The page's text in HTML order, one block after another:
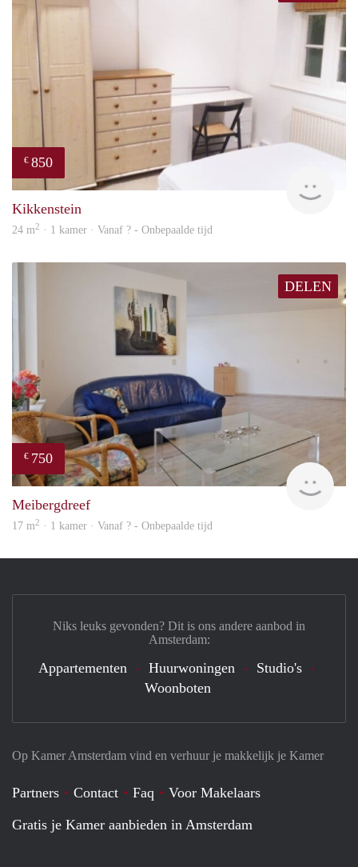
€ 850
Kikkenstein
24 m2 · 1 kamer · Vanaf ? - Onbepaalde tijd
DELEN
€ 750
Meibergdreef
17 m2 · 1 kamer · Vanaf ? - Onbepaalde tijd
Op Kamer Amsterdam vind en verhuur je makkelijk je Kamer
Partners Contact Faq
Voor Makelaars
Gratis je Kamer aanbieden in Amsterdam
Niks leuks gevonden? Dit is ons andere aanbod in
Amsterdam:
Appartementen Huurwoningen
Studio's
Woonboten